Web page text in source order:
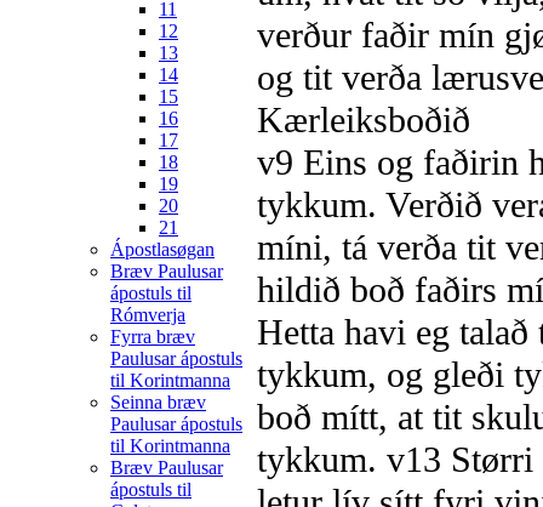
11
12
13
14
15
16
17
18
19
20
21
Ápostlasøgan
Bræv Paulusar
ápostuls til
Rómverja
Fyrra bræv
Paulusar ápostuls
til Korintmanna
Seinna bræv
Paulusar ápostuls
til Korintmanna
Bræv Paulusar
ápostuls til
verður faðir mín
og tit verða
Kærleiksboðið
v9 Eins og faðirin
tykkum. Verðið
míni, tá verða tit
hildið boð faðirs
Hetta havi eg
tykkum, og gleði
boð mítt, at tit
tykkum. v13 Størri